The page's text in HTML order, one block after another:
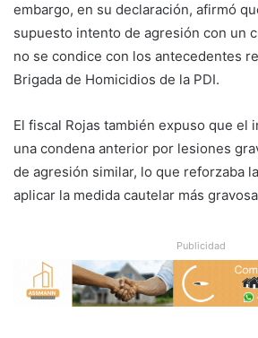
embargo, en su declaración, afirmó
supuesto intento de agresión con un
no se condice con los antecedentes
Brigada de Homicidios de la PDI.
El fiscal Rojas también expuso que el
una condena anterior por lesiones
de agresión similar, lo que reforzaba
aplicar la medida cautelar más
Publicidad